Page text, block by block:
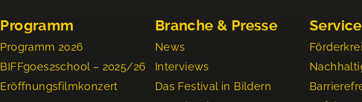
Programm
Programm 2026
BIFFgoes2school – 2025/26
Eröffnungsfilmkonzert
Branche & Presse
News
Interviews
Das Festival in Bildern
Service